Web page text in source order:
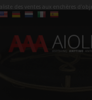
des ventes aux enchères